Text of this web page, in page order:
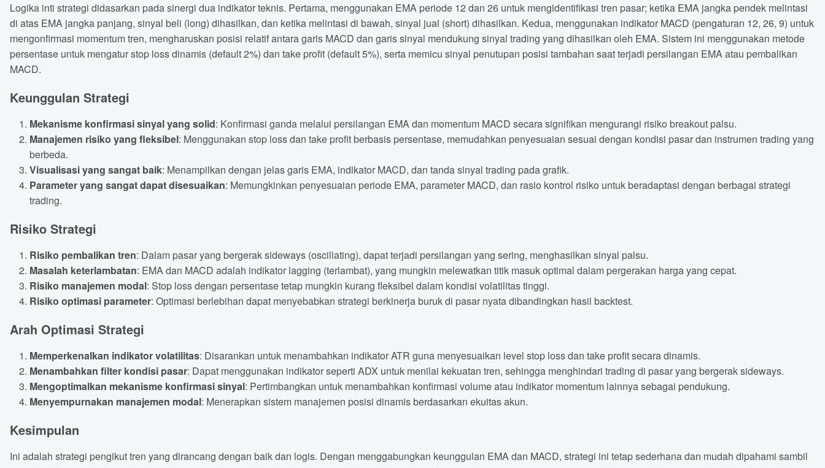
Logika inti strategi didasarkan pada sinergi dua indikator teknis. Pertama, menggunakan EMA periode 12 dan 26 untuk mengidentifikasi tren pasar; ketika EMA jangka pendek melintasi
di atas EMA jangka panjang, sinyal beli (long) dihasilkan, dan ketika melintasi di bawah, sinyal jual (short) dihasilkan. Kedua, menggunakan indikator MACD (pengaturan 12, 26, 9) untuk
mengonfirmasi momentum tren, mengharuskan posisi relatif antara garis MACD dan garis sinyal mendukung sinyal trading yang dihasilkan oleh EMA. Sistem ini menggunakan metode
persentase untuk mengatur stop loss dinamis (default 2%) dan take profit (default 5%), serta memicu sinyal penutupan posisi tambahan saat terjadi persilangan EMA atau pembalikan
MACD.
Keunggulan Strategi
Mekanisme konfirmasi sinyal yang solid: Konfirmasi ganda melalui persilangan EMA dan momentum MACD secara signifikan mengurangi risiko breakout palsu.
Manajemen risiko yang fleksibel: Menggunakan stop loss dan take profit berbasis persentase, memudahkan penyesuaian sesuai dengan kondisi pasar dan instrumen trading yang
berbeda.
Visualisasi yang sangat baik: Menampilkan dengan jelas garis EMA, indikator MACD, dan tanda sinyal trading pada grafik.
Parameter yang sangat dapat disesuaikan: Memungkinkan penyesuaian periode EMA, parameter MACD, dan rasio kontrol risiko untuk beradaptasi dengan berbagai strategi
trading.
Risiko Strategi
Risiko pembalikan tren: Dalam pasar yang bergerak sideways (oscillating), dapat terjadi persilangan yang sering, menghasilkan sinyal palsu.
Masalah keterlambatan: EMA dan MACD adalah indikator lagging (terlambat), yang mungkin melewatkan titik masuk optimal dalam pergerakan harga yang cepat.
Risiko manajemen modal: Stop loss dengan persentase tetap mungkin kurang fleksibel dalam kondisi volatilitas tinggi.
Risiko optimasi parameter: Optimasi berlebihan dapat menyebabkan strategi berkinerja buruk di pasar nyata dibandingkan hasil backtest.
Arah Optimasi Strategi
Memperkenalkan indikator volatilitas: Disarankan untuk menambahkan indikator ATR guna menyesuaikan level stop loss dan take profit secara dinamis.
Menambahkan filter kondisi pasar: Dapat menggunakan indikator seperti ADX untuk menilai kekuatan tren, sehingga menghindari trading di pasar yang bergerak sideways.
Mengoptimalkan mekanisme konfirmasi sinyal: Pertimbangkan untuk menambahkan konfirmasi volume atau indikator momentum lainnya sebagai pendukung.
Menyempurnakan manajemen modal: Menerapkan sistem manajemen posisi dinamis berdasarkan ekuitas akun.
Kesimpulan
Ini adalah strategi pengikut tren yang dirancang dengan baik dan logis. Dengan menggabungkan keunggulan EMA dan MACD, strategi ini tetap sederhana dan mudah dipahami sambil